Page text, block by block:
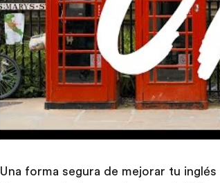
Una forma segura de mejorar tu